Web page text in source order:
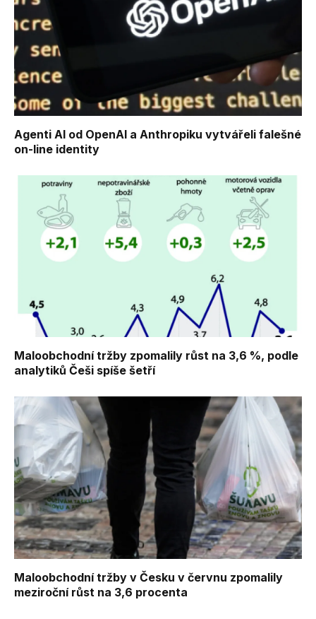
Agenti AI od OpenAI a Anthropiku vytvářeli falešné
on-line identity
Maloobchodní tržby zpomalily růst na 3,6 %, podle
analytiků Češi spíše šetří
Maloobchodní tržby v Česku v červnu zpomalily
meziroční růst na 3,6 procenta